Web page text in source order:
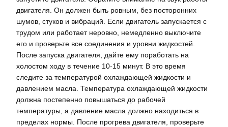
двигателя. Он должен быть ровным, без посторонних
шумов, стуков и вибраций. Если двигатель запускается с
трудом или работает неровно, немедленно выключите
его и проверьте все соединения и уровни жидкостей.
После запуска двигателя, дайте ему поработать на
холостом ходу в течение 10-15 минут. В это время
следите за температурой охлаждающей жидкости и
давлением масла. Температура охлаждающей жидкости
должна постепенно повышаться до рабочей
температуры, а давление масла должно находиться в
пределах нормы. После прогрева двигателя, проверьте